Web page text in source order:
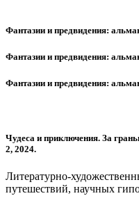
Фантазии и предвидения:
Фантазии и предвидения:
Фантазии и предвидения:
Чудеса и приключения. За
2, 2024.
Литературно-
путешествий, научных